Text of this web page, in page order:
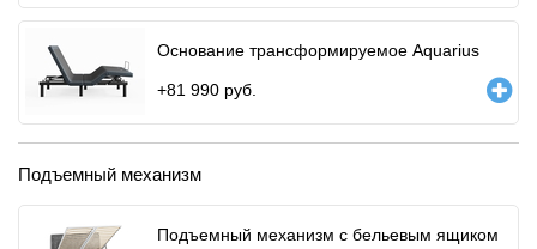
Основание трансформируемое Aquarius
+81 990 руб.
Подъемный механизм
Подъемный механизм с бельевым ящиком